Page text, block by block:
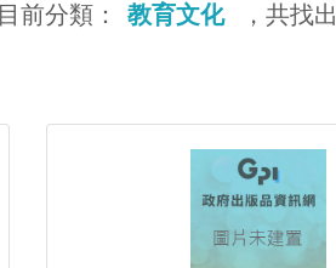
目前分類： 教育文化 ，共找出